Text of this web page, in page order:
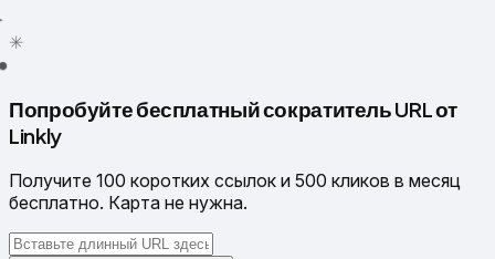
✳
Попробуйте бесплатный сократитель URL от
Linkly
Получите 100 коротких ссылок и 500 кликов в месяц
бесплатно. Карта не нужна.